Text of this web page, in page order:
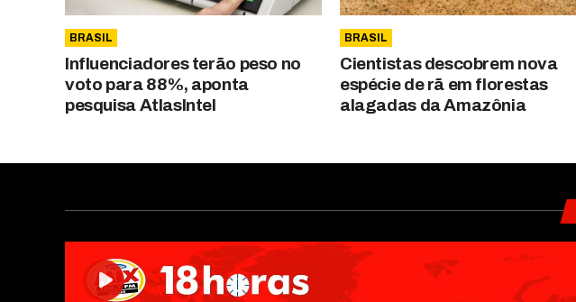
BRASIL
Influenciadores terão peso no
voto para 88%, aponta
pesquisa AtlasIntel
BRASIL
Cientistas descobrem nova
espécie de rã em florestas
alagadas da Amazônia